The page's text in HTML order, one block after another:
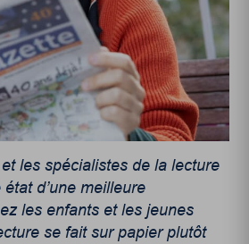
les spécialistes de la lecture
d’une meilleure
les enfants et les jeunes
se fait sur papier plutôt